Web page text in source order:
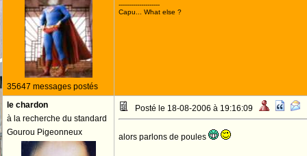
35647 messages postés
--------------------
Capu... What else ?
le chardon
à la recherche du standard
Gourou Pigeonneux
Posté le 18-08-2006 à 19:16:09
alors parlons de poules